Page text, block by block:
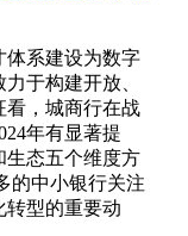
体系建设为数字
于构建开放、
看，城商行在战
年有显著提
生态五个维度方
的中小银行关注
转型的重要动